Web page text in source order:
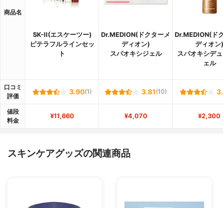
商品名
SK-II(エスケーツー)
ピテラフルラインセッ
ト
Dr.MEDION(ドクターメ
ディオン)
スパオキシジェル
Dr.MEDION(ド
ディオン)
スパオキシデ
ェル
口コミ
評価
3.90(1) 3.81 (10)
値段
料金
¥11,660 ¥4,070 ¥2,300
スキンケアグッズの関連商品